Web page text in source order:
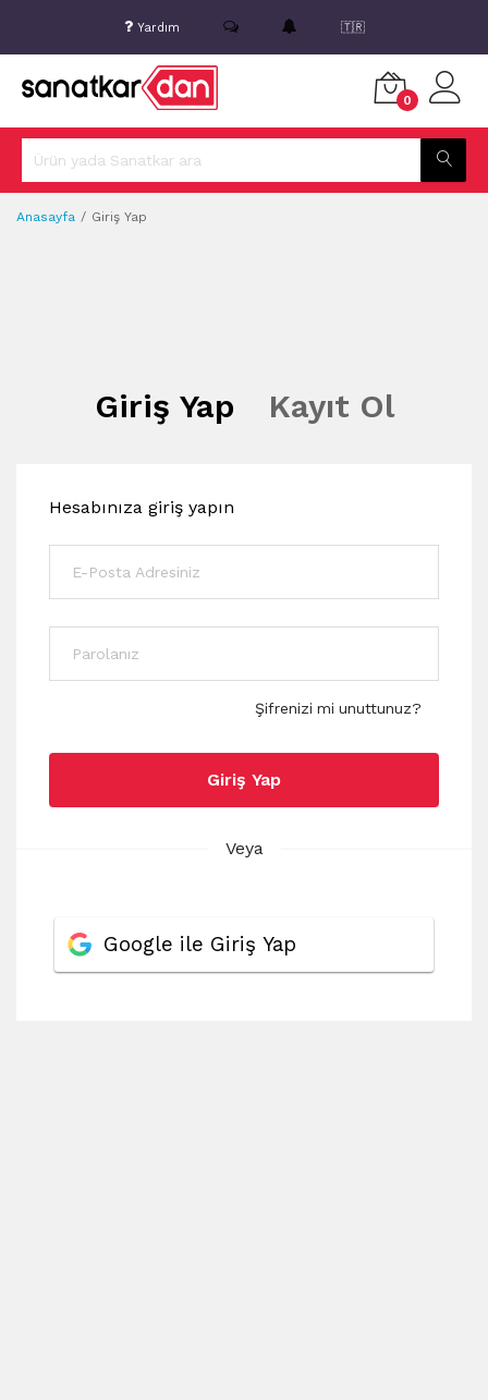
Yardım 🇹🇷
0
Anasayfa Giriş Yap
Giriş Yap Kayıt Ol
Hesabınıza giriş yapın
Şifrenizi mi unuttunuz?
Giriş Yap
Veya
Google ile Giriş Yap